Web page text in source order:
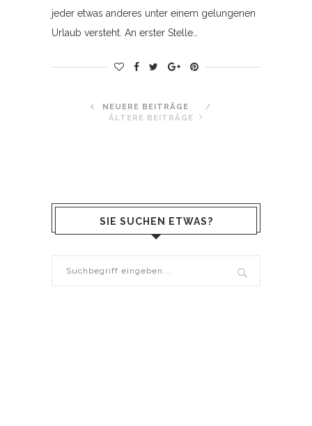
jeder etwas anderes unter einem gelungenen
Urlaub versteht. An erster Stelle…
NEUERE BEITRÄGE
ÄLTERE BEITRÄGE
SIE SUCHEN ETWAS?